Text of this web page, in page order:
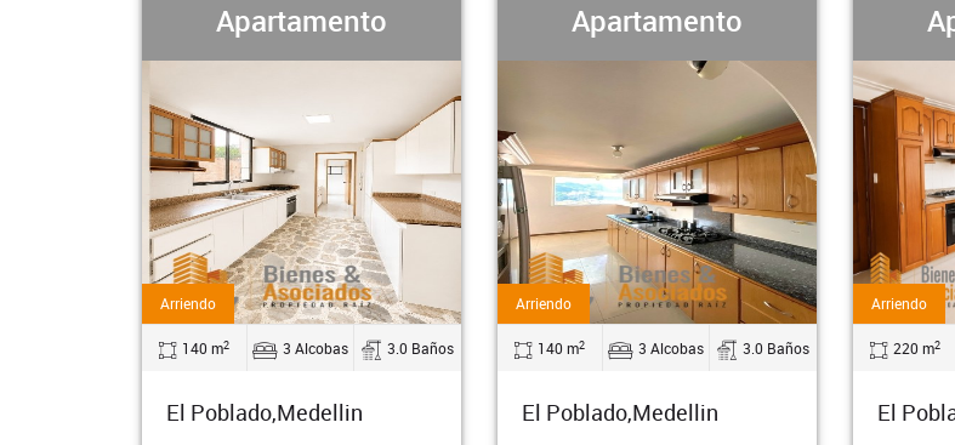
Apartamento
3 Alcobas 3.0 Baños
El Poblado,Medellin
Apartamento
Arriendo
140 m2 3 Alcobas 3.0 Baños
El Poblado,Medellin
Apartamento
Arriendo
220 m2 4 Alcobas
El Poblado,Medellin